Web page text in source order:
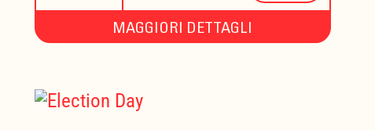
MAGGIORI DETTAGLI